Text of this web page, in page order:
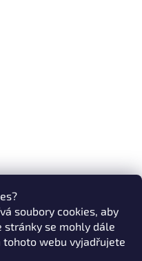
soubory cookies, aby
stránky se mohly dále
webu vyjadřujete